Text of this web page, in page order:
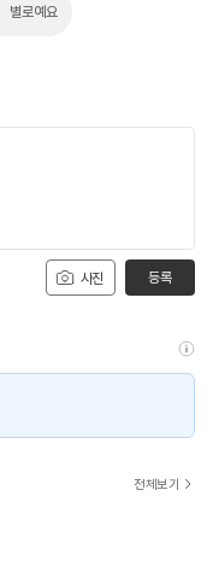
별로예요
사진 등록
전체보기